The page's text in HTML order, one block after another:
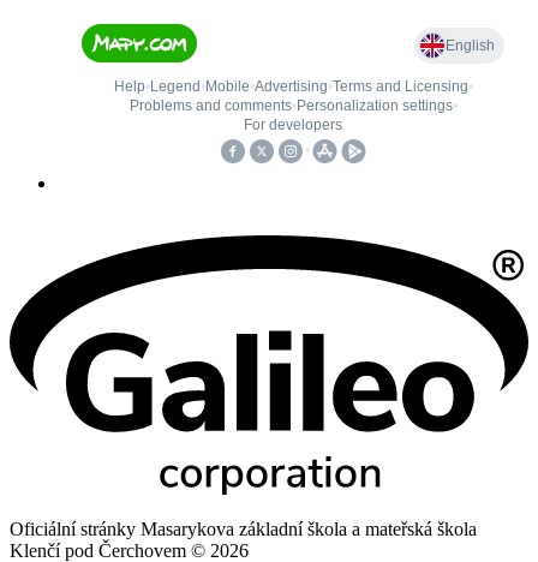
Oficiální stránky Masarykova základní škola a mateřská škola
Klenčí pod Čerchovem © 2026